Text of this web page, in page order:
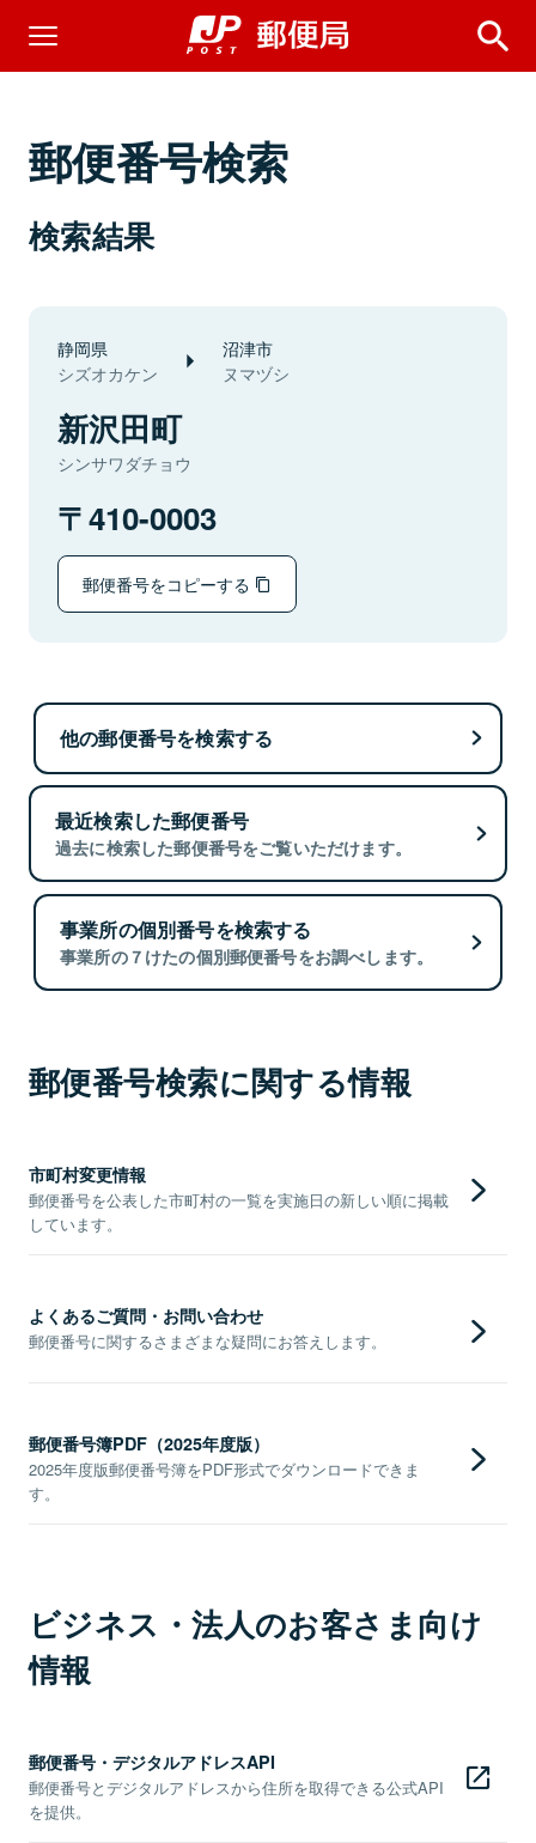
郵便番号検索
検索結果
静岡県
シズオカケン
沼津市
ヌマヅシ
新沢田町
シンサワダチョウ
410-0003
郵便番号をコピーする
他の郵便番号を検索する
最近検索した郵便番号
過去に検索した郵便番号をご覧いただけます。
事業所の個別番号を検索する
事業所の７けたの個別郵便番号をお調べします。
郵便番号検索に関する情報
市町村変更情報
郵便番号を公表した市町村の一覧を実施日の新しい順に掲載
しています。
よくあるご質問・お問い合わせ
郵便番号に関するさまざまな疑問にお答えします。
郵便番号簿PDF（2025年度版）
2025年度版郵便番号簿をPDF形式でダウンロードできま
す。
ビジネス・法人のお客さま向け
情報
郵便番号・デジタルアドレスAPI
郵便番号とデジタルアドレスから住所を取得できる公式API
を提供。